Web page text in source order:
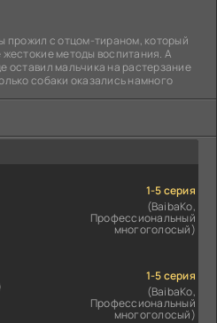
прожил с отцом-тираном, который
методы воспитания. А
оставил мальчика на растерзание
собаки оказались намного
1-5 серия
(BaibaKo,
Профессиональный
многоголосый)
1-5 серия
(BaibaKo,
Профессиональный
многоголосый)